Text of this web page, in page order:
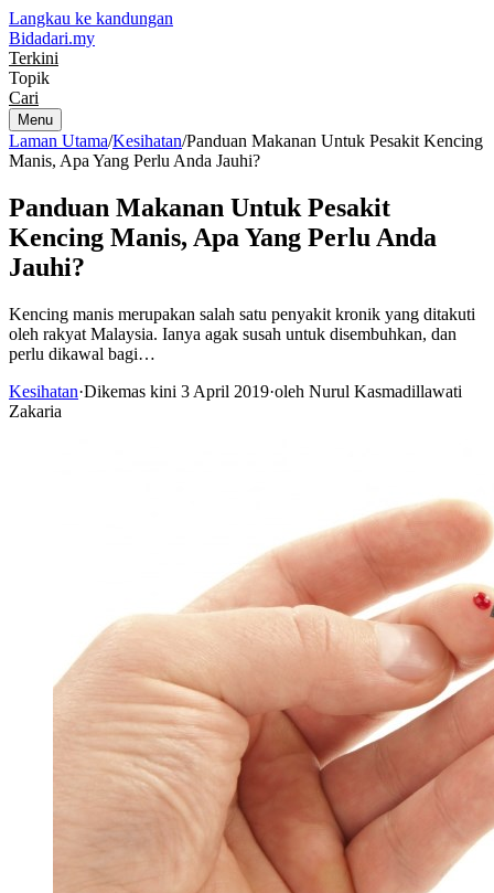
Langkau ke kandungan
Bidadari.my
Terkini
Topik
Cari
Menu
Laman Utama/Kesihatan/Panduan Makanan Untuk Pesakit Kencing
Manis, Apa Yang Perlu Anda Jauhi?
Panduan Makanan Untuk Pesakit
Kencing Manis, Apa Yang Perlu Anda
Jauhi?
Kencing manis merupakan salah satu penyakit kronik yang ditakuti
oleh rakyat Malaysia. Ianya agak susah untuk disembuhkan, dan
perlu dikawal bagi…
Kesihatan·Dikemas kini 3 April 2019·oleh Nurul Kasmadillawati
Zakaria